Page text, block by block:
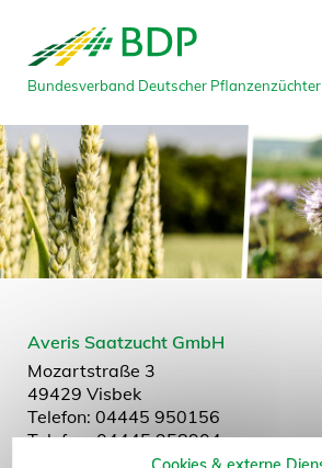
Bundesverband Deutscher Pflanzenzüchter
Averis Saatzucht GmbH
Mozartstraße 3
49429 Visbek
Telefon: 04445 950156
Telefax: 04445 958904
info@averis.eu